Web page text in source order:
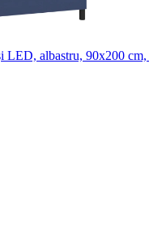
LED, albastru, 90x200